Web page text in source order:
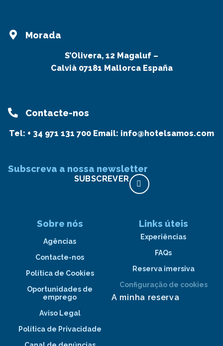
Morada
S’Olivera, 12 Magaluf –
Calvià 07181 Mallorca España
Contacte-nos
Tel: + 34 971 131 700 Email: info@hotelsamos.com
Subscreva a nossa newsletter
SUBSCREVER
Sobre nós
Agências
Contacte-nos
Política de Cookies
Oportunidades de
emprego
Aviso Legal
Política de Privacidade
Links úteis
Experiências
FAQs
Reserva imersiva
Configuração de cookies
A minha reserva